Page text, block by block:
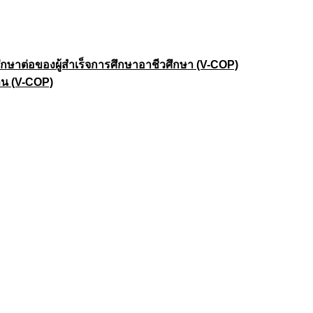
าต่อของผู้สำเร็จการศึกษาอาชีวศึกษา (V-COP)
(V-COP)